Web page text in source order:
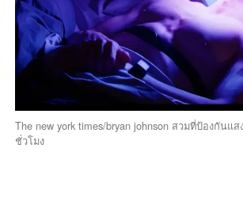
The new york times/bryan johnson สวมที่ป้องกันแส
ชั่วโมง